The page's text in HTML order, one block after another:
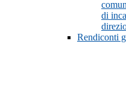
di
Rendiconti